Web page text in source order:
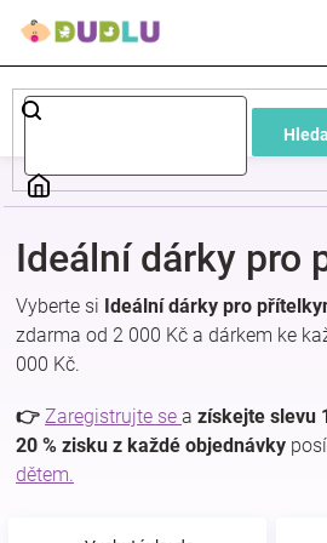
Dětské
a
Pokojíček
a
kojenecká
Ideální dárky pro
Vyberte si Ideální dárky pro
zdarma od 2 000 Kč a dárkem ke
000 Kč.
👉 Zaregistrujte se a získejte slevu
20 % zisku z každé objednávky
dětem.